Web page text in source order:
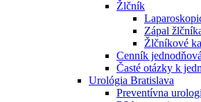
Žlčník
Zápal
Žlčníkové
Cenník
Časté otázky k
Urológia Bratislava
Preventívna